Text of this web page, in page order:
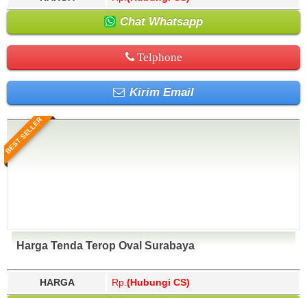
Chat Whatsapp
Telphone
Kirim Email
BEST SELLER
Harga Tenda Terop Oval Surabaya
HARGA Rp. (Hubungi CS)